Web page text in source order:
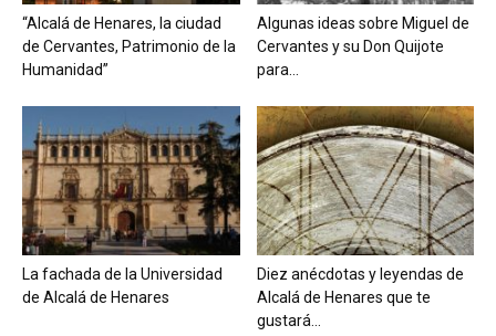
“Alcalá de Henares, la ciudad
de Cervantes, Patrimonio de la
Humanidad”
Algunas ideas sobre Miguel de
Cervantes y su Don Quijote
para...
La fachada de la Universidad
de Alcalá de Henares
Diez anécdotas y leyendas de
Alcalá de Henares que te
gustará...